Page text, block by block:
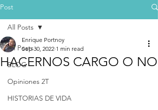
Post
All Posts
BLOG
Opiniones 2T
HISTORIAS DE VIDA
All Posts
HACERNOS CARGO O NO
Enrique Portnoy
Sep 30, 2022 1 min read